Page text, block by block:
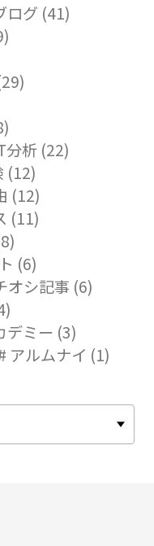
ログ (41)
分析 (22)
(12)
(12)
(11)
(6)
オシ記事 (6)
デミー (3)
アルムナイ (1)